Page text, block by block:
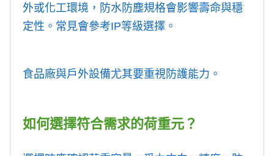
外或化工環境，防水防塵規格會影響壽命與穩
定性。常見會參考IP等級選擇。
食品廠與戶外設備尤其要重視防護能力。
如何選擇符合需求的荷重元？